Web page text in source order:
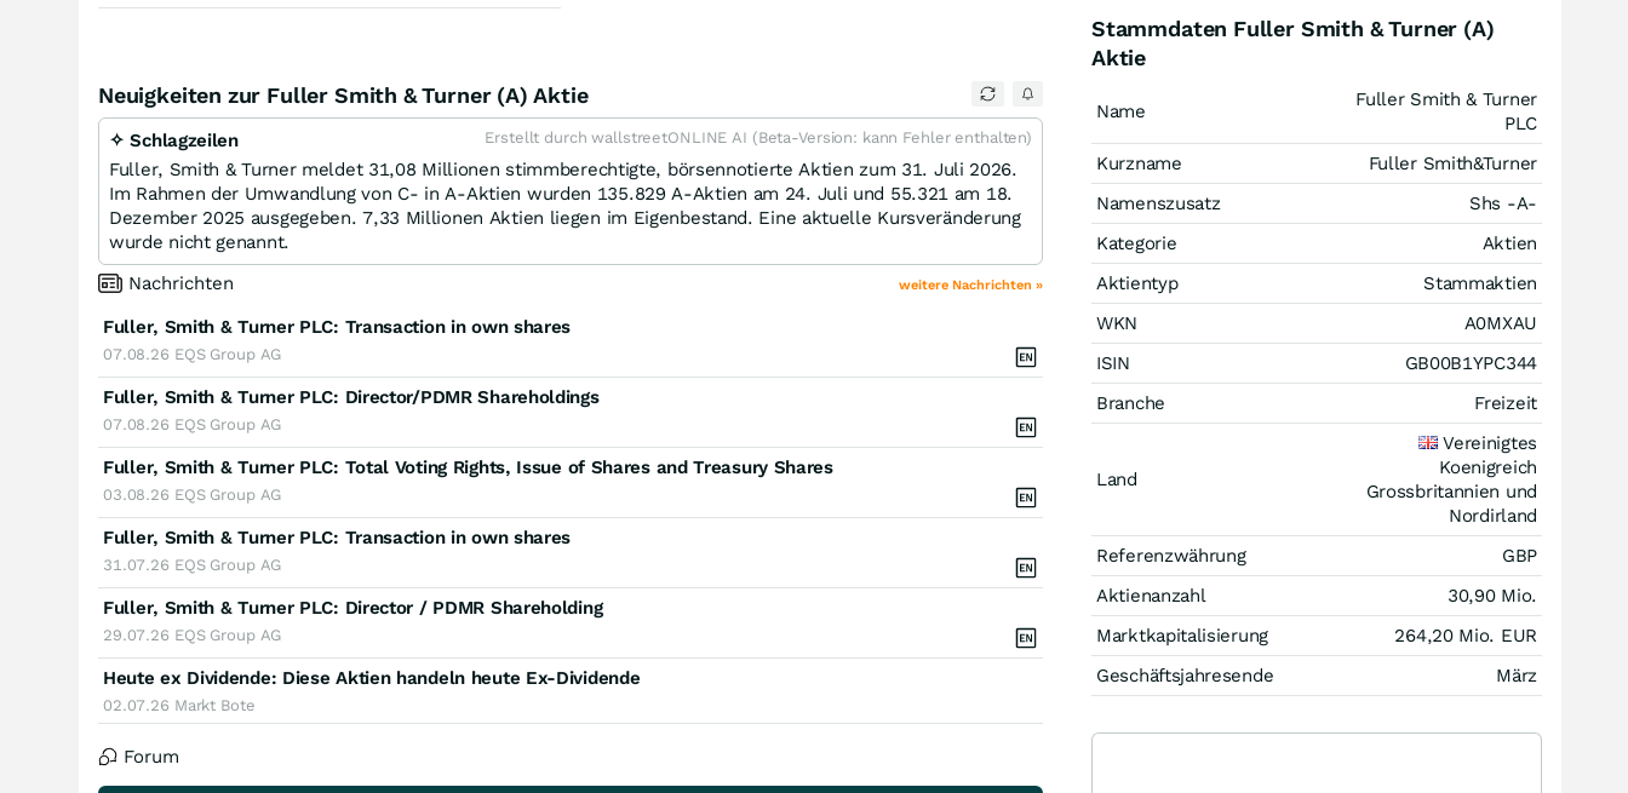
Neuigkeiten zur Fuller Smith & Turner (A) Aktie
✧ Schlagzeilen Erstellt durch wallstreetONLINE AI (Beta-Version: kann Fehler enthalten)
Fuller, Smith & Turner meldet 31,08 Millionen stimmberechtigte, börsennotierte Aktien zum 31. Juli 2026.
Im Rahmen der Umwandlung von C- in A-Aktien wurden 135.829 A-Aktien am 24. Juli und 55.321 am 18.
Dezember 2025 ausgegeben. 7,33 Millionen Aktien liegen im Eigenbestand. Eine aktuelle Kursveränderung
wurde nicht genannt.
Nachrichten
weitere Nachrichten »
Fuller, Smith & Turner PLC: Transaction in own shares
07.08.26 EQS Group AG
Fuller, Smith & Turner PLC: Director/PDMR Shareholdings
07.08.26 EQS Group AG
Fuller, Smith & Turner PLC: Total Voting Rights, Issue of Shares and Treasury Shares
03.08.26 EQS Group AG
Fuller, Smith & Turner PLC: Transaction in own shares
31.07.26 EQS Group AG
Fuller, Smith & Turner PLC: Director / PDMR Shareholding
29.07.26 EQS Group AG
Heute ex Dividende: Diese Aktien handeln heute Ex-Dividende
02.07.26 Markt Bote
Forum
Stammdaten Fuller Smith & Turner (A)
Aktie
Name
Fuller Smith & Turner
PLC
Kurzname
Fuller Smith&Turner
Namenszusatz
Shs -A-
Kategorie
Aktien
Aktientyp
Stammaktien
WKN
A0MXAU
ISIN
GB00B1YPC344
Branche
Freizeit
Land
Vereinigtes
Koenigreich
Grossbritannien und
Nordirland
Referenzwährung
GBP
Aktienanzahl
30,90 Mio.
Marktkapitalisierung
264,20 Mio. EUR
Geschäftsjahresende
März